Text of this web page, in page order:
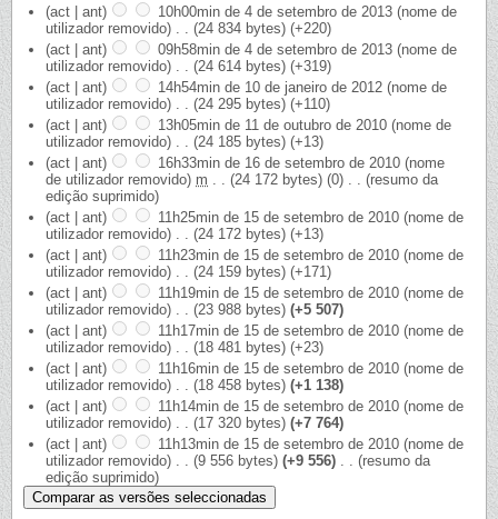
(act | ant)
10h00min de 4 de setembro de 2013 (nome de
utilizador removido)
(24 834 bytes) (+220)
(act | ant)
09h58min de 4 de setembro de 2013 (nome de
utilizador removido)
(24 614 bytes) (+319)
(act | ant)
14h54min de 10 de janeiro de 2012 (nome de
utilizador removido)
(24 295 bytes) (+110)
(act | ant)
13h05min de 11 de outubro de 2010 (nome de
utilizador removido)
(24 185 bytes) (+13)
(act | ant)
16h33min de 16 de setembro de 2010 (nome
de utilizador removido) m (24 172 bytes) (0)
(resumo da
edição suprimido)
(act | ant)
11h25min de 15 de setembro de 2010 (nome de
utilizador removido)
(24 172 bytes) (+13)
(act | ant)
11h23min de 15 de setembro de 2010 (nome de
utilizador removido)
(24 159 bytes) (+171)
(act | ant)
11h19min de 15 de setembro de 2010 (nome de
utilizador removido)
(23 988 bytes) (+5 507)
(act | ant)
11h17min de 15 de setembro de 2010 (nome de
utilizador removido)
(18 481 bytes) (+23)
(act | ant)
11h16min de 15 de setembro de 2010 (nome de
utilizador removido)
(18 458 bytes) (+1 138)
(act | ant)
11h14min de 15 de setembro de 2010 (nome de
utilizador removido)
(17 320 bytes) (+7 764)
(act | ant)
11h13min de 15 de setembro de 2010 (nome de
utilizador removido)
(9 556 bytes) (+9 556)
(resumo da
edição suprimido)